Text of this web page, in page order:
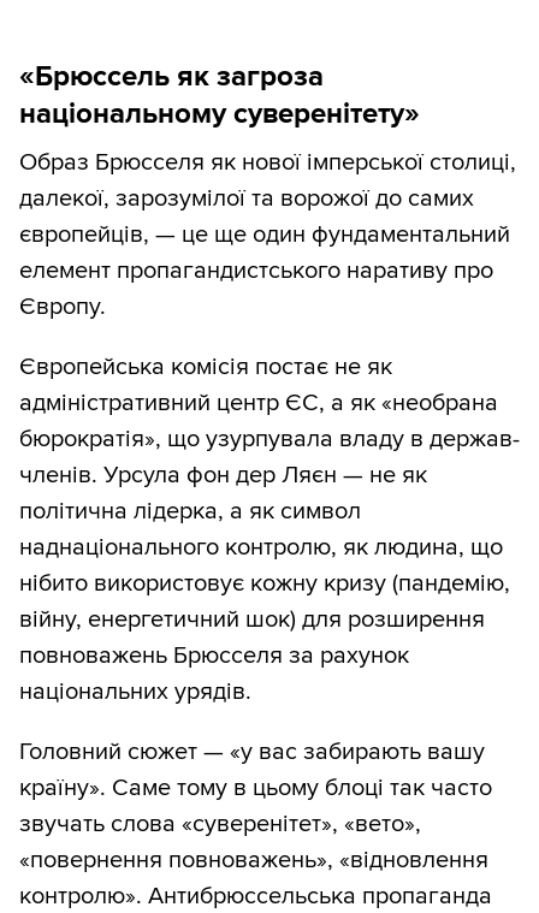
«Брюссель як загроза
національному суверенітету»
Образ Брюсселя як нової імперської столиці,
далекої, зарозумілої та ворожої до самих
європейців, — це ще один фундаментальний
елемент пропагандистського наративу про
Європу.
Європейська комісія постає не як
адміністративний центр ЄС, а як «необрана
бюрократія», що узурпувала владу в держав-
членів. Урсула фон дер Ляєн — не як
політична лідерка, а як символ
наднаціонального контролю, як людина, що
нібито використовує кожну кризу (пандемію,
війну, енергетичний шок) для розширення
повноважень Брюсселя за рахунок
національних урядів.
Головний сюжет — «у вас забирають вашу
країну». Саме тому в цьому блоці так часто
звучать слова «суверенітет», «вето»,
«повернення повноважень», «відновлення
контролю». Антибрюссельська пропаганда